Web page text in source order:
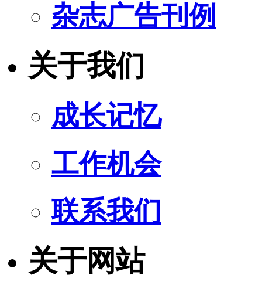
杂志广告刊例
关于我们
成长记忆
工作机会
联系我们
关于网站